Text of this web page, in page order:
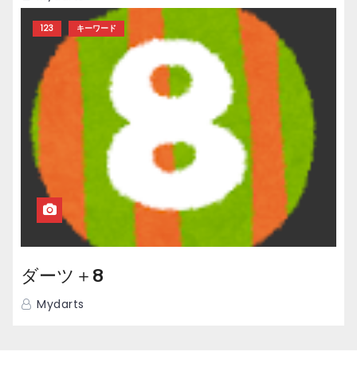
123 キーワード
ダーツ＋8
Mydarts